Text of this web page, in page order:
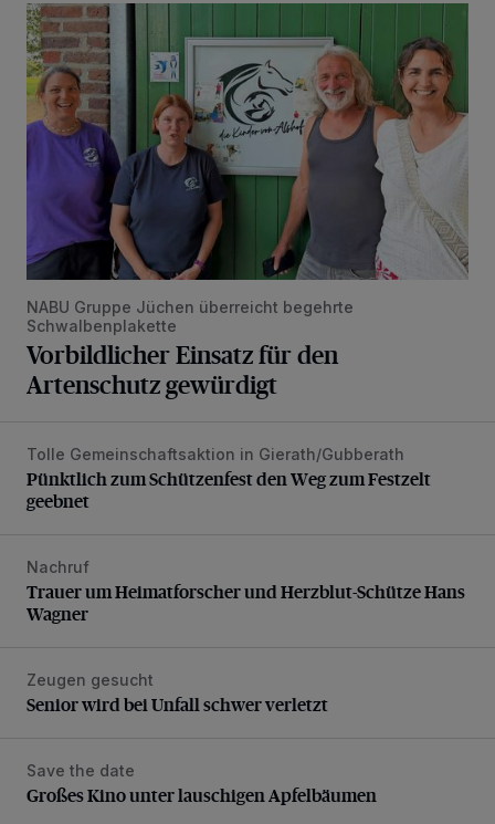
Vorbildlicher Einsatz für den Artenschutz gewürdigt
NABU Gruppe Jüchen überreicht begehrte
Schwalbenplakette
Vorbildlicher Einsatz für den
Artenschutz gewürdigt
Pünktlich zum Schützenfest den Weg zum Festzelt
Tolle Gemeinschaftsaktion in Gierath/Gubberath
Pünktlich zum Schützenfest den Weg zum Festzelt
geebnet
Trauer um Heimatforscher und Herzblut-Schütze Hans
Nachruf
Trauer um Heimatforscher und Herzblut-Schütze Hans
Wagner
Senior wird bei Unfall schwer verletzt
Zeugen gesucht
Senior wird bei Unfall schwer verletzt
Großes Kino unter lauschigen Apfelbäumen
Save the date
Großes Kino unter lauschigen Apfelbäumen